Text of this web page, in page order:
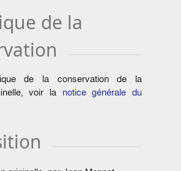
de la
de la conservation de la
voir la notice générale du